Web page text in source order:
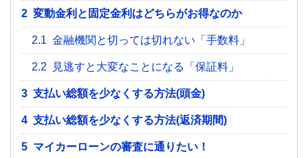
2 変動金利と固定金利はどちらがお得なのか
2.1 金融機関と切っては切れない「手数料」
2.2 見逃すと大変なことになる「保証料」
3 支払い総額を少なくする方法(頭金)
4 支払い総額を少なくする方法(返済期間)
5 マイカーローンの審査に通りたい！